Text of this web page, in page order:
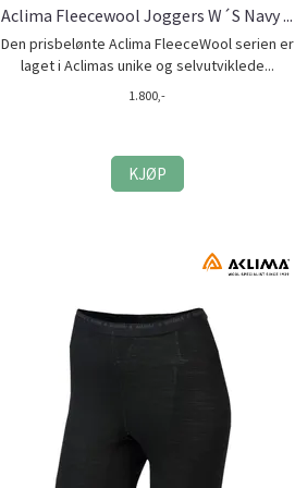
Aclima Fleecewool Joggers W´S Navy ...
Den prisbelønte Aclima FleeceWool serien er
laget i Aclimas unike og selvutviklede...
1.800,-
KJØP